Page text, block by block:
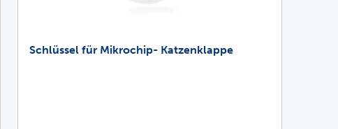
Schlüssel für Mikrochip- Katzenklappe